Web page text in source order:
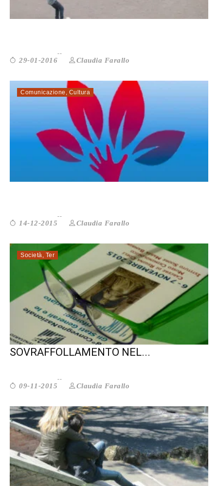
IUS SOLI SPORTIVO: L’INTEGRAZIO...
29-01-2016 Claudia Farallo
Comunicazione , Cultura
Il “MANIFESTO DEL FUNDRAISING&#...
14-12-2015 Claudia Farallo
Società, Ter
CARCERE. STOP AL
SOVRAFFOLLAMENTO NEL...
09-11-2015 Claudia Farallo